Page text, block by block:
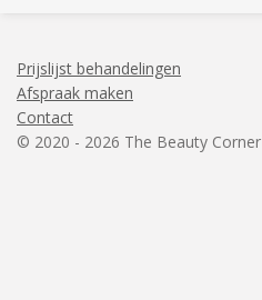
Prijslijst behandelingen
Afspraak maken
Contact
© 2020 - 2026 The Beauty Corner